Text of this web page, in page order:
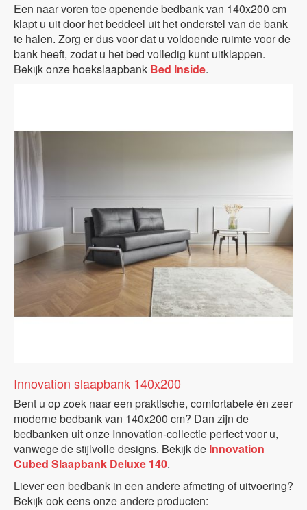
Een naar voren toe openende bedbank van 140x200 cm
klapt u uit door het beddeel uit het onderstel van de bank
te halen. Zorg er dus voor dat u voldoende ruimte voor de
bank heeft, zodat u het bed volledig kunt uitklappen.
Bekijk onze hoekslaapbank Bed Inside.
Innovation slaapbank 140x200
Bent u op zoek naar een praktische, comfortabele én zeer
moderne bedbank van 140x200 cm? Dan zijn de
bedbanken uit onze Innovation-collectie perfect voor u,
vanwege de stijlvolle designs. Bekijk de Innovation
Cubed Slaapbank Deluxe 140.
Liever een bedbank in een andere afmeting of uitvoering?
Bekijk ook eens onze andere producten: